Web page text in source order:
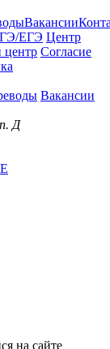
Вакансии
ЕГЭ Центр
центр Согласие
Вакансии
Д
на сайте